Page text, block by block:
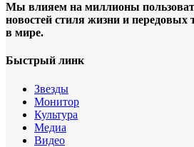
Мы влияем на миллионы
новостей стиля жизни и передовых
в мире.
Быстрый линк
Звезды
Монитор
Культура
Медиа
Видео